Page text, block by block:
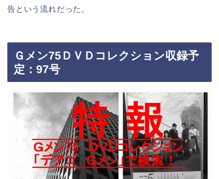
告という流れだった。
Ｇメン75ＤＶＤコレクション収録予
定：97号